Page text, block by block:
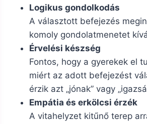
Logikus gondolkodás
A választott befejezés
komoly gondolatmenetet
Érvelési készség
Fontos, hogy a gyerekek el
miért az adott befejezést
érzik azt „jónak” vagy
Empátia és erkölcsi érzék
A vitahelyzet kitűnő terep